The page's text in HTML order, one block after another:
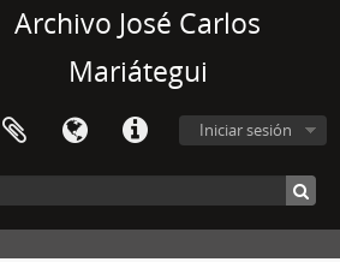
Archivo José Carlos
Mariátegui
Iniciar sesión